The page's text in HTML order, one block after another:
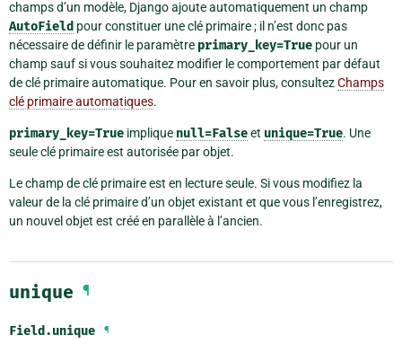
champs d’un modèle, Django ajoute automatiquement un champ
AutoField pour constituer une clé primaire ; il n’est donc pas
nécessaire de définir le paramètre primary_key=True pour un
champ sauf si vous souhaitez modifier le comportement par défaut
de clé primaire automatique. Pour en savoir plus, consultezChamps
clé primaire automatiques.
primary_key=True implique null=Falseet unique=True. Une
seule clé primaire est autorisée par objet.
Le champ de clé primaire est en lecture seule. Si vous modifiez la
valeur de la clé primaire d’un objet existant et que vous l’enregistrez,
un nouvel objet est créé en parallèle à l’ancien.
unique ¶
Field.unique ¶